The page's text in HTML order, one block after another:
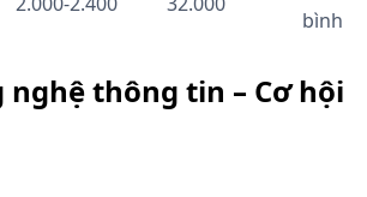
bình
nghệ thông tin – Cơ hội